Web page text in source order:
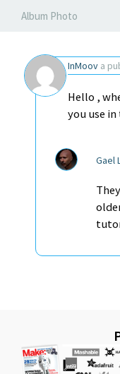
Album Photo
InMoov a
Hello ,
you use in
Gael